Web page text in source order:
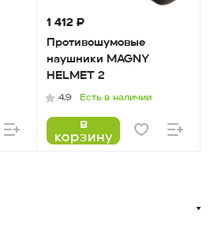
1 412 ₽
Противошумовые
наушники MAGNY
HELMET 2
4.9 Есть в наличии
в
корзину